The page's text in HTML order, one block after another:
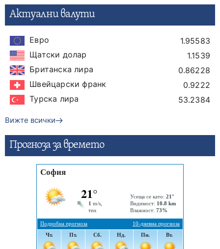
Актуални валути
Евро
1.95583
Щатски долар
1.1539
Британска лира
0.86228
Швейцарски франк
0.9222
Турска лира
53.2384
Вижте всички
Прогнозa за времето